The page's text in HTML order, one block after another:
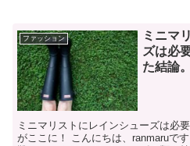
ファッション
ミニマ
ズは必
た結論。
ミニマリストにレインシューズは必
がここに！ こんにちは、ranmaruで